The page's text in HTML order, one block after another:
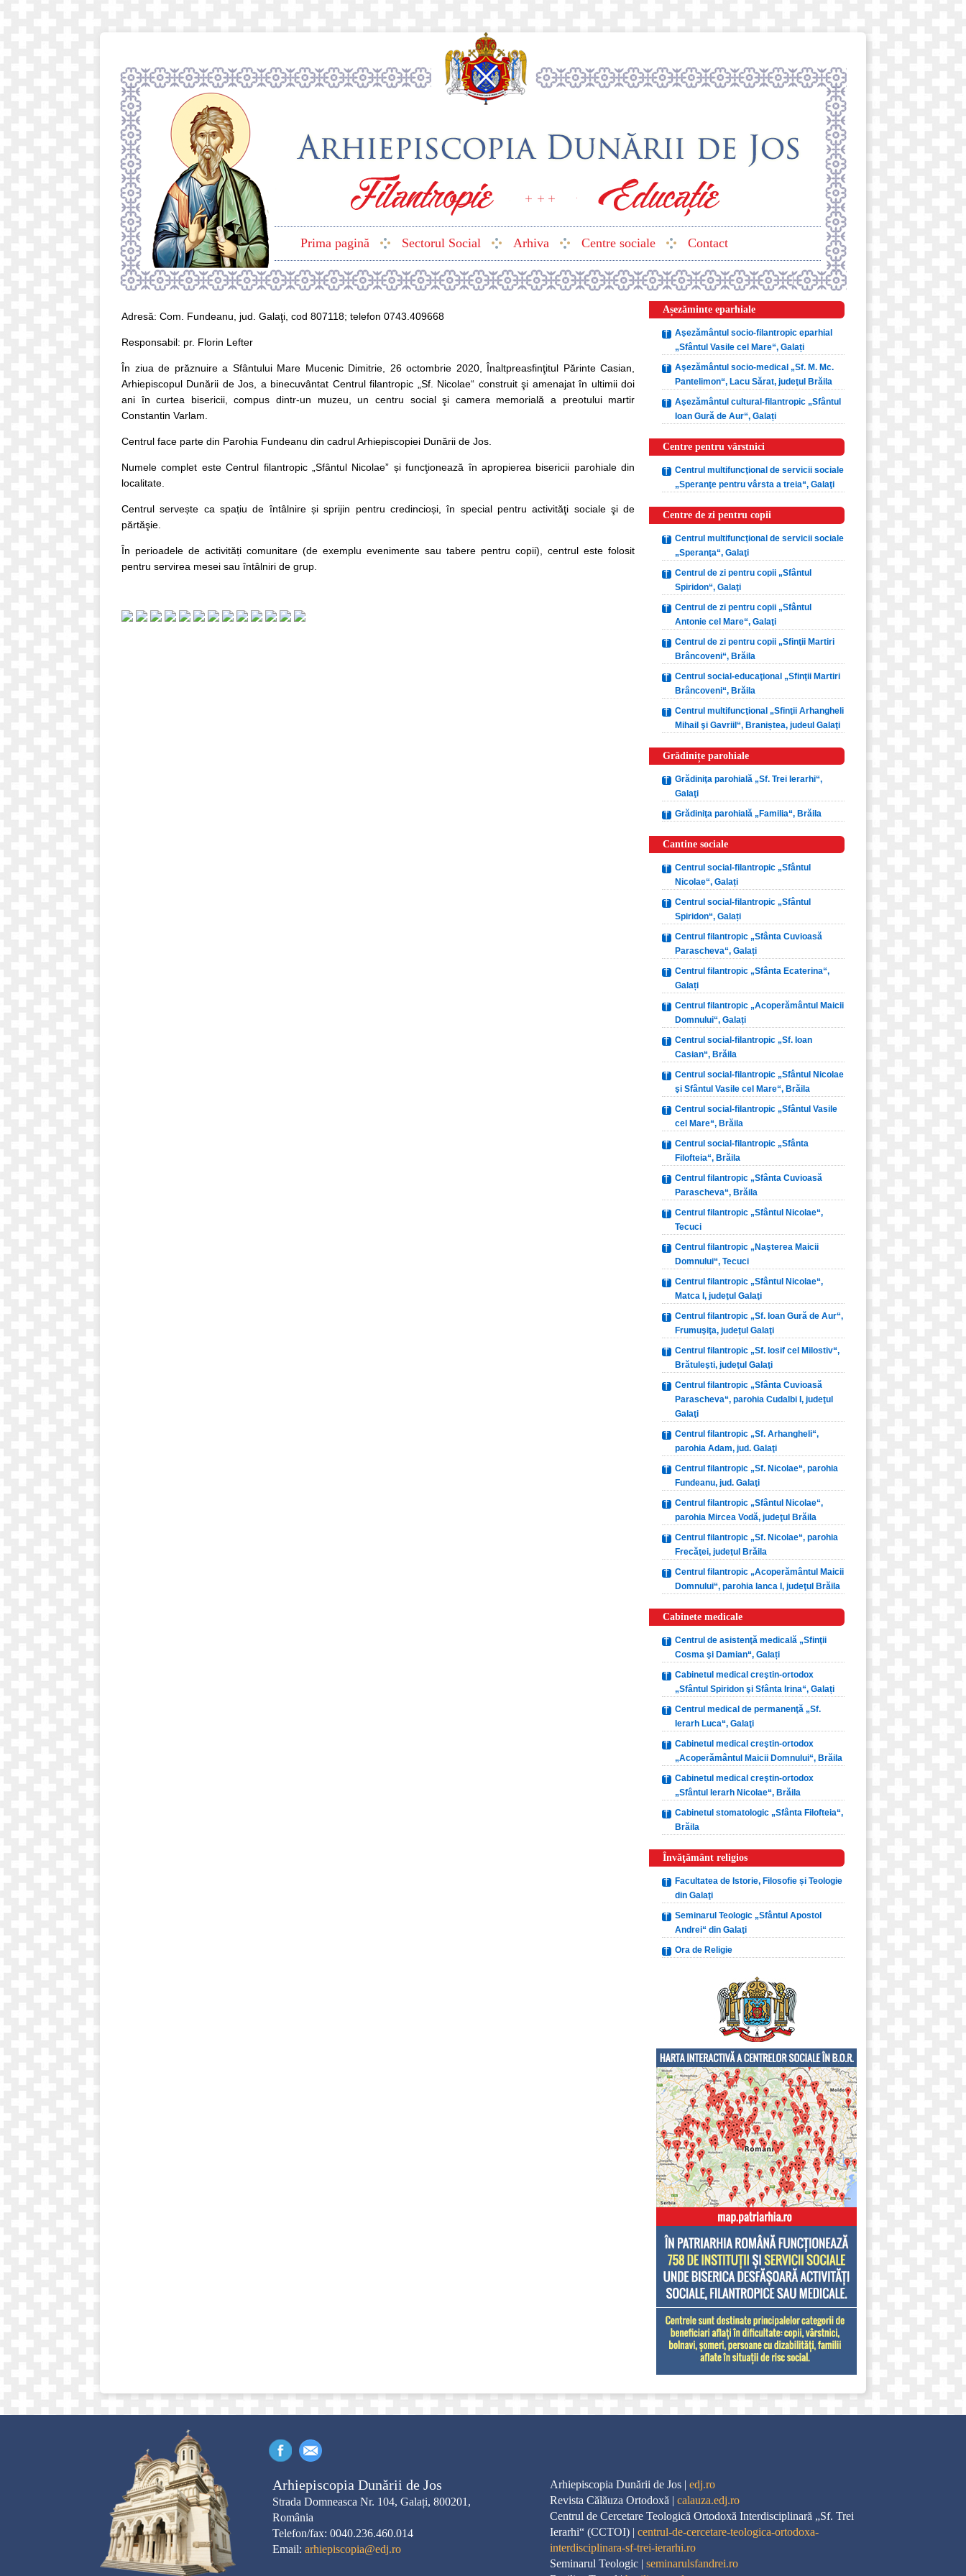
Prima pagină Sectorul Social Arhiva Centre sociale Contact
Adresă: Com. Fundeanu, jud. Galaţi, cod 807118; telefon 0743.409668
Responsabil: pr. Florin Lefter
În ziua de prăznuire a Sfântului Mare Mucenic Dimitrie, 26 octombrie 2020, Înaltpreasfinţitul Părinte Casian,
Arhiepiscopul Dunării de Jos, a binecuvântat Centrul filantropic „Sf. Nicolae“ construit şi amenajat în ultimii doi
ani în curtea bisericii, compus dintr-un muzeu, un centru social şi camera memorială a preotului martir
Constantin Varlam.
Centrul face parte din Parohia Fundeanu din cadrul Arhiepiscopiei Dunării de Jos.
Numele complet este Centrul filantropic „Sfântul Nicolae” și funcţionează în apropierea bisericii parohiale din
localitate.
Centrul servește ca spațiu de întâlnire și sprijin pentru credincioși, în special pentru activităţi sociale şi de
părtăşie.
În perioadele de activități comunitare (de exemplu evenimente sau tabere pentru copii), centrul este folosit
pentru servirea mesei sau întâlniri de grup.
Așezăminte eparhiale
Aşezământul socio-filantropic eparhial
„Sfântul Vasile cel Mare“, Galați
Aşezământul socio-medical „Sf. M. Mc.
Pantelimon“, Lacu Sărat, judeţul Brăila
Aşezământul cultural-filantropic „Sfântul
Ioan Gură de Aur“, Galați
Centre pentru vârstnici
Centrul multifuncţional de servicii sociale
„Speranţe pentru vârsta a treia“, Galaţi
Centre de zi pentru copii
Centrul multifuncţional de servicii sociale
„Speranţa“, Galaţi
Centrul de zi pentru copii „Sfântul
Spiridon“, Galaţi
Centrul de zi pentru copii „Sfântul
Antonie cel Mare“, Galaţi
Centrul de zi pentru copii „Sfinţii Martiri
Brâncoveni“, Brăila
Centrul social-educaţional „Sfinţii Martiri
Brâncoveni“, Brăila
Centrul multifuncţional „Sfinţii Arhangheli
Mihail şi Gavriil“, Braniștea, judeul Galaţi
Grădinițe parohiale
Grădiniţa parohială „Sf. Trei Ierarhi“,
Galaţi
Grădiniţa parohială „Familia“, Brăila
Cantine sociale
Centrul social-filantropic „Sfântul
Nicolae“, Galați
Centrul social-filantropic „Sfântul
Spiridon“, Galați
Centrul filantropic „Sfânta Cuvioasă
Parascheva“, Galați
Centrul filantropic „Sfânta Ecaterina“,
Galați
Centrul filantropic „Acoperământul Maicii
Domnului“, Galați
Centrul social-filantropic „Sf. Ioan
Casian“, Brăila
Centrul social-filantropic „Sfântul Nicolae
şi Sfântul Vasile cel Mare“, Brăila
Centrul social-filantropic „Sfântul Vasile
cel Mare“, Brăila
Centrul social-filantropic „Sfânta
Filofteia“, Brăila
Centrul filantropic „Sfânta Cuvioasă
Parascheva“, Brăila
Centrul filantropic „Sfântul Nicolae“,
Tecuci
Centrul filantropic „Naşterea Maicii
Domnului“, Tecuci
Centrul filantropic „Sfântul Nicolae“,
Matca I, judeţul Galaţi
Centrul filantropic „Sf. Ioan Gură de Aur“,
Frumuşiţa, judeţul Galaţi
Centrul filantropic „Sf. Iosif cel Milostiv“,
Brătuleşti, judeţul Galaţi
Centrul filantropic „Sfânta Cuvioasă
Parascheva“, parohia Cudalbi I, judeţul
Galaţi
Centrul filantropic „Sf. Arhangheli“,
parohia Adam, jud. Galaţi
Centrul filantropic „Sf. Nicolae“, parohia
Fundeanu, jud. Galaţi
Centrul filantropic „Sfântul Nicolae“,
parohia Mircea Vodă, judeţul Brăila
Centrul filantropic „Sf. Nicolae“, parohia
Frecăţei, judeţul Brăila
Centrul filantropic „Acoperământul Maicii
Domnului“, parohia Ianca I, judeţul Brăila
Cabinete medicale
Centrul de asistenţă medicală „Sfinţii
Cosma şi Damian“, Galați
Cabinetul medical creştin-ortodox
„Sfântul Spiridon şi Sfânta Irina“, Galați
Centrul medical de permanenţă „Sf.
Ierarh Luca“, Galaţi
Cabinetul medical creştin-ortodox
„Acoperământul Maicii Domnului“, Brăila
Cabinetul medical creştin-ortodox
„Sfântul Ierarh Nicolae“, Brăila
Cabinetul stomatologic „Sfânta Filofteia“,
Brăila
Învăţământ religios
Facultatea de Istorie, Filosofie și Teologie
din Galaţi
Seminarul Teologic „Sfântul Apostol
Andrei“ din Galaţi
Ora de Religie
Arhiepiscopia Dunării de Jos
Strada Domneasca Nr. 104, Galați, 800201,
România
Telefon/fax: 0040.236.460.014
Email: arhiepiscopia@edj.ro
Arhiepiscopia Dunării de Jos | edj.ro
Revista Călăuza Ortodoxă | calauza.edj.ro
Centrul de Cercetare Teologică Ortodoxă Interdisciplinară „Sf. Trei
Ierarhi“ (CCTOI) | centrul-de-cercetare-teologica-ortodoxa-
interdisciplinara-sf-trei-ierarhi.ro
Seminarul Teologic | seminarulsfandrei.ro